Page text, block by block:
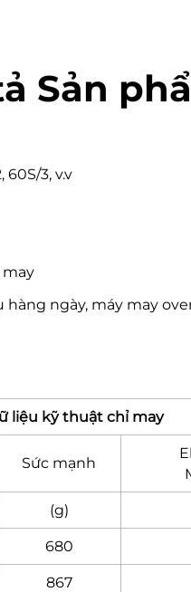
Sản
60S/3, v.v
may
ngày, máy may
liệu kỹ thuật chỉ may
Sức mạnh
(g)
680
867